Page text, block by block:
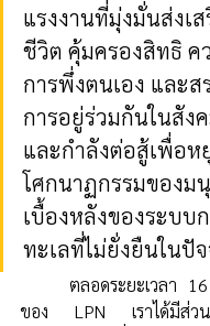
แรงงานที่มุ่งมั่นส่งเ
ชีวิต คุ้มครองสิทธิ ค
การพึ่งตนเอง และส
การอยู่ร่วมกันในสัง
และกำลังต่อสู้เพื่อห
โศกนาฏกรรมของม
เบื้องหลังของระบบ
ทะเลที่ไม่ยั่งยืนในปั
	ตลอดระยะเวลา 16 ปี ในการทำงาน
ของ LPN เราได้มีส่วน